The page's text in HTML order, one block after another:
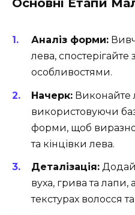
Основні Етапи
Аналіз форми:
лева, спостерігайте
особливостями.
Начерк: Виконайте
використовуючи
форми, щоб виразно
та кінцівки лева.
Деталізація:
вуха, грива та
текстурах волосся